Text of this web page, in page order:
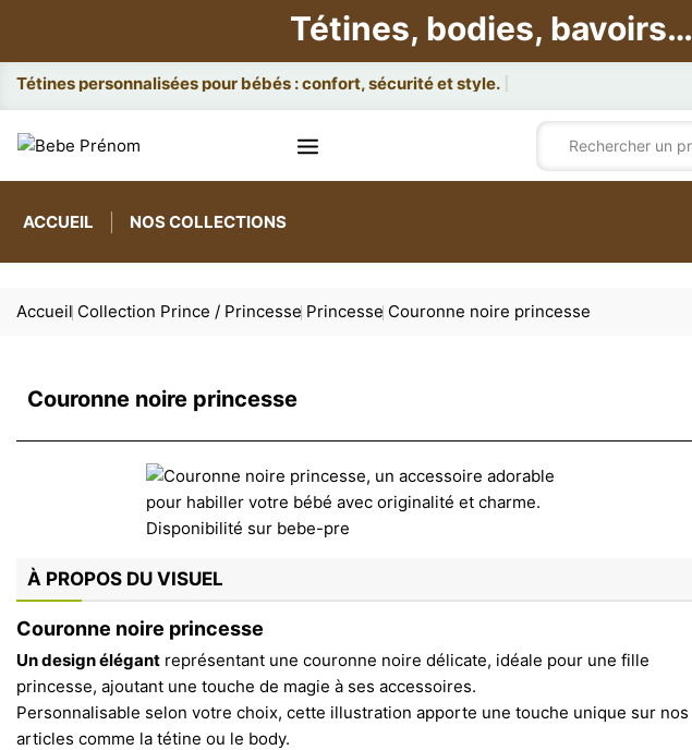
Tétines, bodies, bavoirs…
At
ACCUEIL NOS COLLECTIONS
Accueil Collection Prince / Princesse Princesse Couronne noire princesse
Couronne noire princesse
À PROPOS DU VISUEL
Couronne noire princesse
Un design élégant représentant une couronne noire délicate, idéale pour une fille
princesse, ajoutant une touche de magie à ses accessoires.
Personnalisable selon votre choix, cette illustration apporte une touche unique sur nos
articles comme la tétine ou le body.